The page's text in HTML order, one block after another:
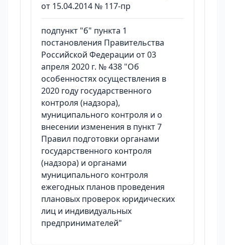
от 15.04.2014 № 117-пр
подпункт "б" пункта 1
постановления Правительства
Российской Федерации от 03
апреля 2020 г. № 438 "Об
особенностях осуществления в
2020 году государственного
контроля (надзора),
муниципального контроля и о
внесении изменения в пункт 7
Правил подготовки органами
государственного контроля
(надзора) и органами
муниципального контроля
ежегодных планов проведения
плановых проверок юридических
лиц и индивидуальных
предпринимателей"